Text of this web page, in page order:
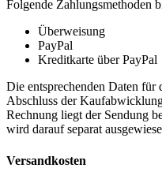
Folgende Zahlungsmethoden
Überweisung
PayPal
Kreditkarte über PayPal
Die entsprechenden Daten für
Abschluss der
Rechnung liegt der Sendung
wird darauf separat
Versandkosten